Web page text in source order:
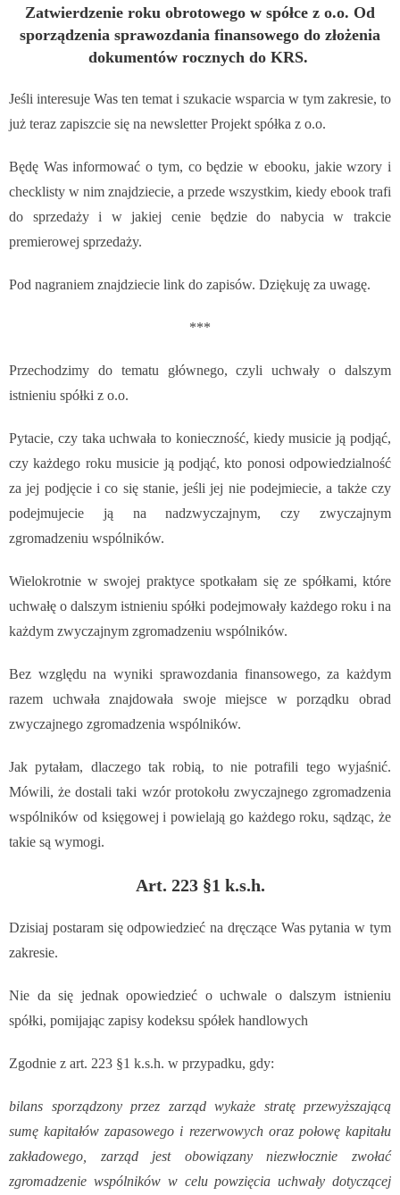
Zatwierdzenie roku obrotowego w spółce z o.o. Od
sporządzenia sprawozdania finansowego do złożenia
dokumentów rocznych do KRS.
Jeśli interesuje Was ten temat i szukacie wsparcia w tym zakresie, to
już teraz zapiszcie się na newsletter Projekt spółka z o.o.
Będę Was informować o tym, co będzie w ebooku, jakie wzory i
checklisty w nim znajdziecie, a przede wszystkim, kiedy ebook trafi
do sprzedaży i w jakiej cenie będzie do nabycia w trakcie
premierowej sprzedaży.
Pod nagraniem znajdziecie link do zapisów. Dziękuję za uwagę.
***
Przechodzimy do tematu głównego, czyli uchwały o dalszym
istnieniu spółki z o.o.
Pytacie, czy taka uchwała to konieczność, kiedy musicie ją podjąć,
czy każdego roku musicie ją podjąć, kto ponosi odpowiedzialność
za jej podjęcie i co się stanie, jeśli jej nie podejmiecie, a także czy
podejmujecie ją na nadzwyczajnym, czy zwyczajnym
zgromadzeniu wspólników.
Wielokrotnie w swojej praktyce spotkałam się ze spółkami, które
uchwałę o dalszym istnieniu spółki podejmowały każdego roku i na
każdym zwyczajnym zgromadzeniu wspólników.
Bez względu na wyniki sprawozdania finansowego, za każdym
razem uchwała znajdowała swoje miejsce w porządku obrad
zwyczajnego zgromadzenia wspólników.
Jak pytałam, dlaczego tak robią, to nie potrafili tego wyjaśnić.
Mówili, że dostali taki wzór protokołu zwyczajnego zgromadzenia
wspólników od księgowej i powielają go każdego roku, sądząc, że
takie są wymogi.
Art. 223 §1 k.s.h.
Dzisiaj postaram się odpowiedzieć na dręczące Was pytania w tym
zakresie.
Nie da się jednak opowiedzieć o uchwale o dalszym istnieniu
spółki, pomijając zapisy kodeksu spółek handlowych
Zgodnie z art. 223 §1 k.s.h. w przypadku, gdy:
bilans sporządzony przez zarząd wykaże stratę przewyższającą
sumę kapitałów zapasowego i rezerwowych oraz połowę kapitału
zakładowego, zarząd jest obowiązany niezwłocznie zwołać
zgromadzenie wspólników w celu powzięcia uchwały dotyczącej